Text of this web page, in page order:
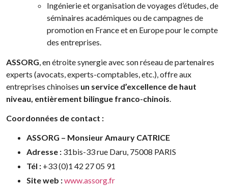
Ingénierie et organisation de voyages d’études, de
séminaires académiques ou de campagnes de
promotion en France et en Europe pour le compte
des entreprises.
ASSORG , en étroite synergie avec son réseau de partenaires
experts (avocats, experts-comptables, etc.), offre aux
entreprises chinoises un service d’excellence de haut
niveau, entièrement bilingue franco-chinois
Coordonnées de contact :
ASSORG – Monsieur Amaury CATRICE
Adresse : 31bis-33 rue Daru, 75008 PARIS
Tél : +33 (0)1 42 27 05 91
Site web :www.assorg.fr